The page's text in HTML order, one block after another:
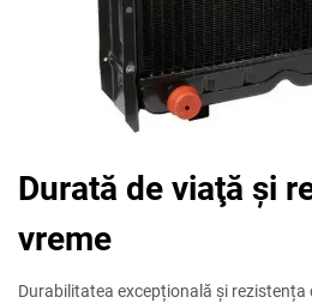
Durată de viaţă şi
vreme
Durabilitatea excepțională și rezistența